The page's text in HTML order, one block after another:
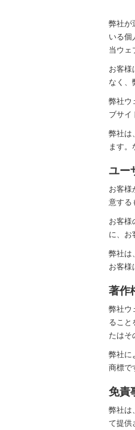
弊社が
いる個
当ウェ
お客様
なく、
弊社ウ
ブサイ
弊社は
ます
ユー
お客様
意する
お客様
に、お
弊社は
お客様
著作
弊社ウ
ること
たはそ
弊社に
商標で
免責
弊社は
て提供